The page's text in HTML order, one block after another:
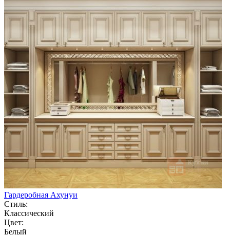
Гардеробная Ахунуи
Стиль:
Классический
Цвет:
Белый